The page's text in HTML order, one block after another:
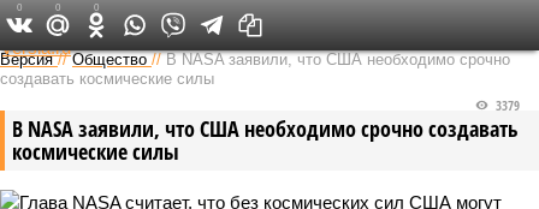
Федеральный выпуск
Версия //Общество //В NASA заявили, что США необходимо срочно
создавать космические силы
В NASA заявили, что США необходимо срочно создавать
космические силы
3379
0 0 0